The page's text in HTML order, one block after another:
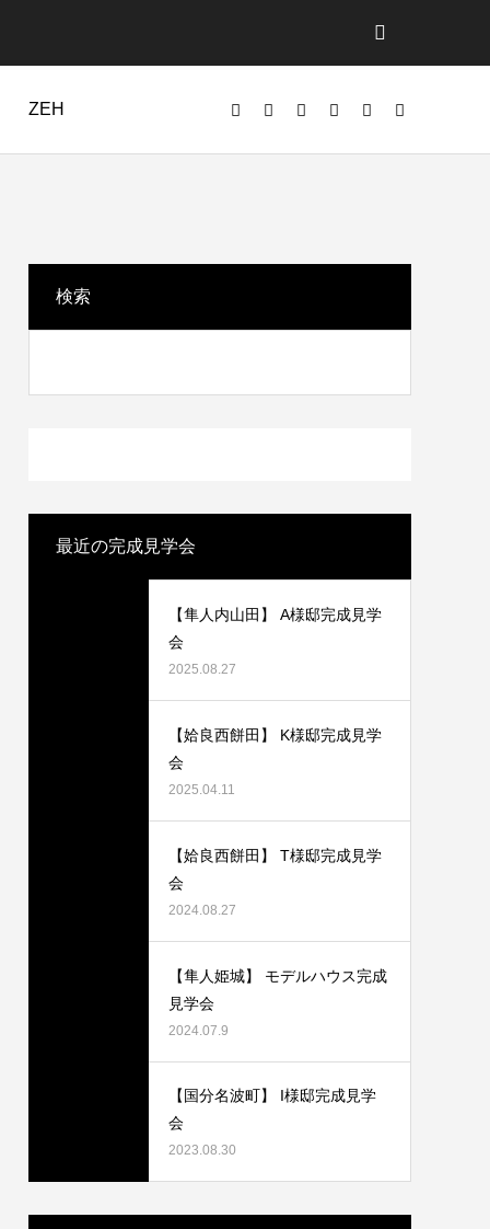
ZEH
見学会
検索
最近の完成見学会
【隼人内山田】 A様邸完成見学
会
2025.08.27
【姶良西餅田】 K様邸完成見学
会
2025.04.11
【姶良西餅田】 T様邸完成見学
会
2024.08.27
【隼人姫城】 モデルハウス完成
見学会
2024.07.9
【国分名波町】 I様邸完成見学
会
2023.08.30